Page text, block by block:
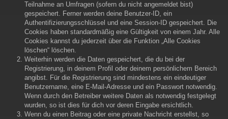
Teilnahme an Umfragen (sofern du nicht angemeldet bist)
gespeichert. Ferner werden deine Benutzer-ID, ein
Authentifizierungsschlüssel und eine Session-ID gespeichert. Die
Cookies haben standardmäßig eine Gültigkeit von einem Jahr. Alle
Cookies kannst du jederzeit über die Funktion „Alle Cookies
löschen“ löschen.
Weiterhin werden die Daten gespeichert, die du bei der
Registrierung, in deinem Profil oder deinem persönlichem Bereich
angibst. Für die Registrierung sind mindestens ein eindeutiger
Benutzername, eine E-Mail-Adresse und ein Passwort notwendig.
Wenn durch den Betreiber weitere Daten als notwendig festgelegt
wurden, so ist dies für dich vor deren Eingabe ersichtlich.
Wenn du einen Beitrag oder eine private Nachricht erstellst, so